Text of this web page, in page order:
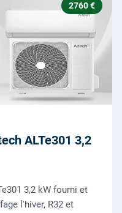
2760 €
ALTe301 3,2
3,2 kW fourni et
l'hiver, R32 et